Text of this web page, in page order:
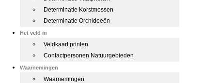
Determinatie Korstmossen
Determinatie Orchideeën
Het veld in
Veldkaart printen
Contactpersonen Natuurgebieden
Waarnemingen
Waarnemingen